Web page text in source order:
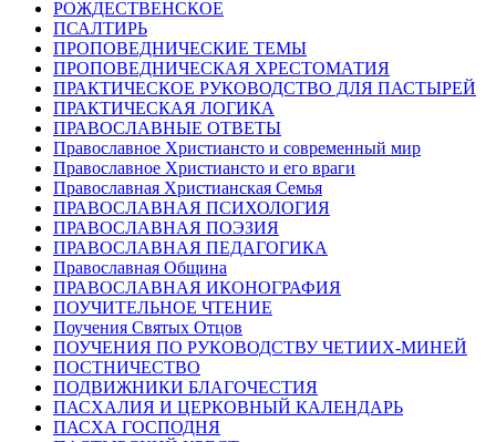
РОЖДЕСТВЕНСКОЕ
ПСАЛТИРЬ
ПРОПОВЕДНИЧЕСКИЕ ТЕМЫ
ПРОПОВЕДНИЧЕСКАЯ ХРЕСТОМАТИЯ
ПРАКТИЧЕСКОЕ РУКОВОДСТВО ДЛЯ ПАСТЫРЕЙ
ПРАКТИЧЕСКАЯ ЛОГИКА
ПРАВОСЛАВНЫЕ ОТВЕТЫ
Православное Христиансто и современный мир
Православное Христиансто и его враги
Православная Христианская Семья
ПРАВОСЛАВНАЯ ПСИХОЛОГИЯ
ПРАВОСЛАВНАЯ ПОЭЗИЯ
ПРАВОСЛАВНАЯ ПЕДАГОГИКА
Православная Община
ПРАВОСЛАВНАЯ ИКОНОГРАФИЯ
ПОУЧИТЕЛЬНОЕ ЧТЕНИЕ
Поучения Святых Отцов
ПОУЧЕНИЯ ПО РУКОВОДСТВУ ЧЕТИИХ-МИНЕЙ
ПОСТНИЧЕСТВО
ПОДВИЖНИКИ БЛАГОЧЕСТИЯ
ПАСХАЛИЯ И ЦЕРКОВНЫЙ КАЛЕНДАРЬ
ПАСХА ГОСПОДНЯ